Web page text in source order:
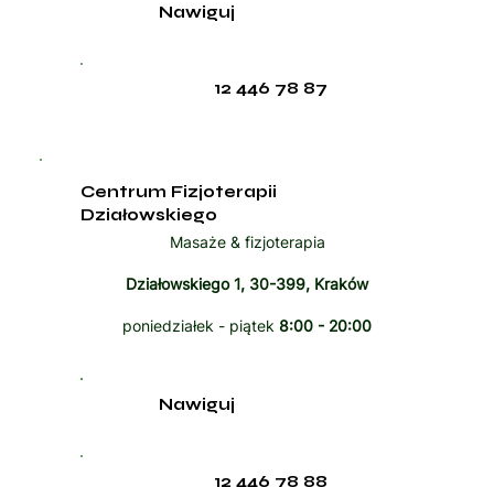
12 446 78 87
Nawiguj
Centrum Fizjoterapii
Działowskiego
Masaże & fizjoterapia
Działowskiego 1, 30-399, Kraków
poniedziałek - piątek 8:00 - 20:00
12 446 78 88
Nawiguj